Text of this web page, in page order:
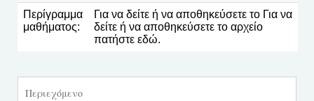
Περίγραμμα
μαθήματος:
Για να δείτε ή να αποθηκεύσετε το Για να
δείτε ή να αποθηκεύσετε το αρχείο
πατήστε εδώ.
Περιεχόμενο